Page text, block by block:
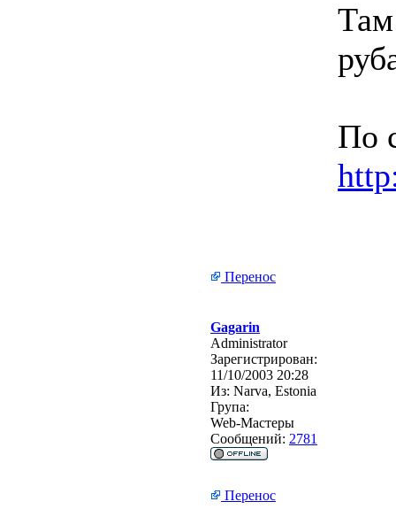
По
Перенос
Gagarin
Administrator
Зарегистрирован:
11/10/2003 20:28
Из: Narva, Estonia
Група:
Web-Мастеры
Сообщений: 2781
Перенос